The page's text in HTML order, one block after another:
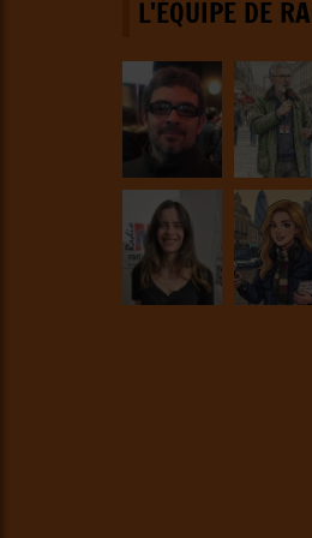
L'ÉQUIPE DE